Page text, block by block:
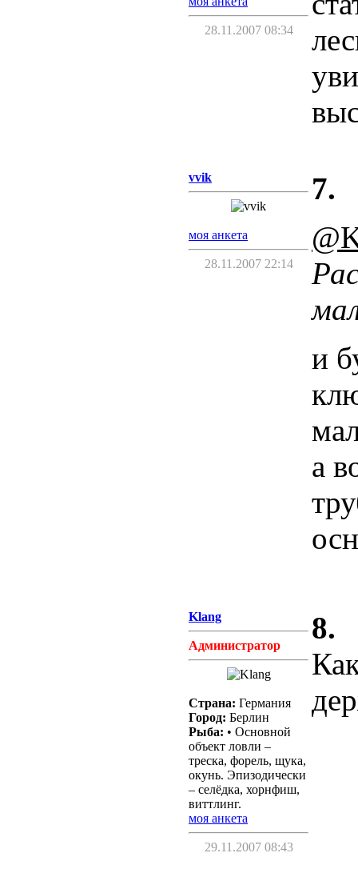
28.11.2007 08:34
vvik
моя анкета
28.11.2007 22:14
7.
и
а
Klang
Администратор
Страна: Германия
Город: Берлин
Рыба: • Основной
объект ловли –
треска, форель, щука,
окунь. Эпизодически
– селёдка, хорнфиш,
виттлинг.
моя анкета
29.11.2007 08:43
8.